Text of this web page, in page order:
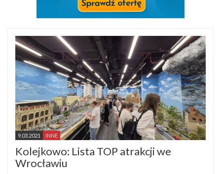
9.03.2021 INNE
Kolejkowo: Lista TOP atrakcji we
Wrocławiu